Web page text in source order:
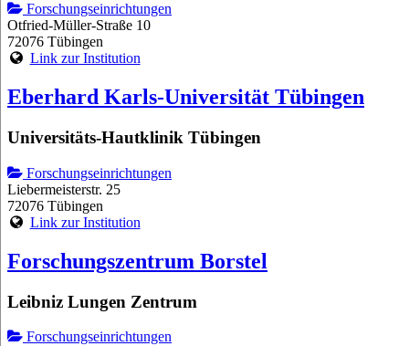
Forschungseinrichtungen
Otfried-Müller-Straße 10
72076 Tübingen
Link zur Institution
Eberhard Karls-Universität Tübingen
Universitäts-Hautklinik Tübingen
Forschungseinrichtungen
Liebermeisterstr. 25
72076 Tübingen
Link zur Institution
Forschungszentrum Borstel
Leibniz Lungen Zentrum
Forschungseinrichtungen